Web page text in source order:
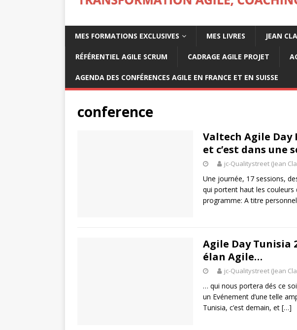
MES FORMATIONS EXCLUSIVES MES LIVRES JEAN
RÉFÉRENTIEL AGILE SCRUM CADRAGE AGILE PROJET
AGENDA DES CONFÉRENCES AGILE EN FRANCE ET EN SUISSE
conference
Valtech Agile Day
et c’est dans une
jc-Qualitystreet (Jean
Une journée, 17 sessions,
qui portent haut les couleurs
programme: A titre
Agile Day Tunisia
élan Agile…
jc-Qualitystreet (Jean
… qui nous portera dés ce
un Evénement d’une telle
Tunisia, c’est demain, et […]